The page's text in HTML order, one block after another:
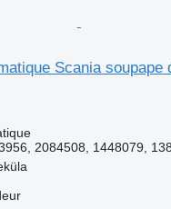
Scania
2084508, 1448079,